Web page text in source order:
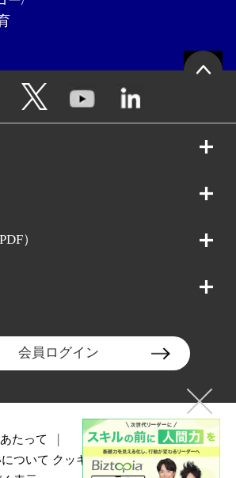
）
会員ログイン
たって
ついて クッキーポリシー